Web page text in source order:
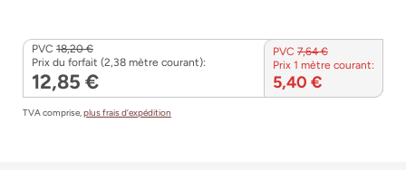
PVC 18,20 €
Prix du forfait (2,38 mètre courant):
12,85 €
PVC 7,64 €
Prix 1 mètre courant:
5,40 €
TVA comprise,plus frais d’expédition